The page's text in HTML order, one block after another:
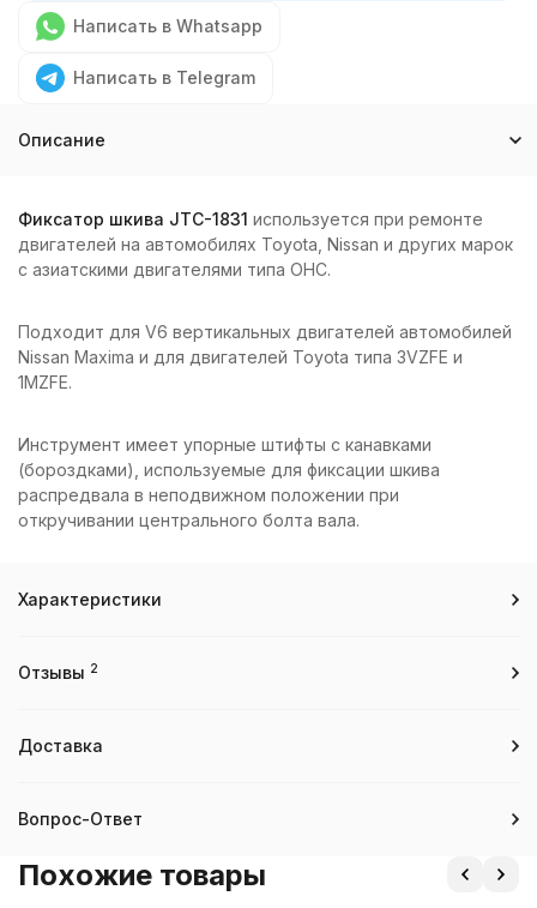
Написать в Whatsapp
Написать в Telegram
Описание
Фиксатор шкива JTC-1831 используется при ремонте
двигателей на автомобилях Toyota, Nissan и других марок
с азиатскими двигателями типа ОНС.
Подходит для V6 вертикальных двигателей автомобилей
Nissan Maxima и для двигателей Toyota типа 3VZFE и
1MZFE.
Инструмент имеет упорные штифты с канавками
(бороздками), используемые для фиксации шкива
распредвала в неподвижном положении при
откручивании центрального болта вала.
Характеристики
Отзывы 2
Доставка
Вопрос-Ответ
Похожие товары